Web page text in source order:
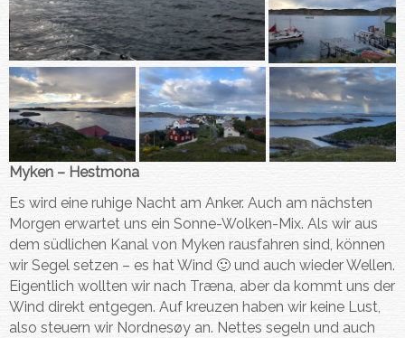
Myken – Hestmona
Es wird eine ruhige Nacht am Anker. Auch am nächsten
Morgen erwartet uns ein Sonne-Wolken-Mix. Als wir aus
dem südlichen Kanal von Myken rausfahren sind, können
wir Segel setzen – es hat Wind 🙂 und auch wieder Wellen.
Eigentlich wollten wir nach Træna, aber da kommt uns der
Wind direkt entgegen. Auf kreuzen haben wir keine Lust,
also steuern wir Nordnesøy an. Nettes segeln und auch